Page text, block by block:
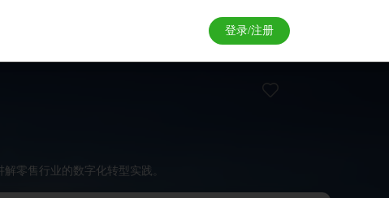
登录/注册
零售行业的数字化转型实践。